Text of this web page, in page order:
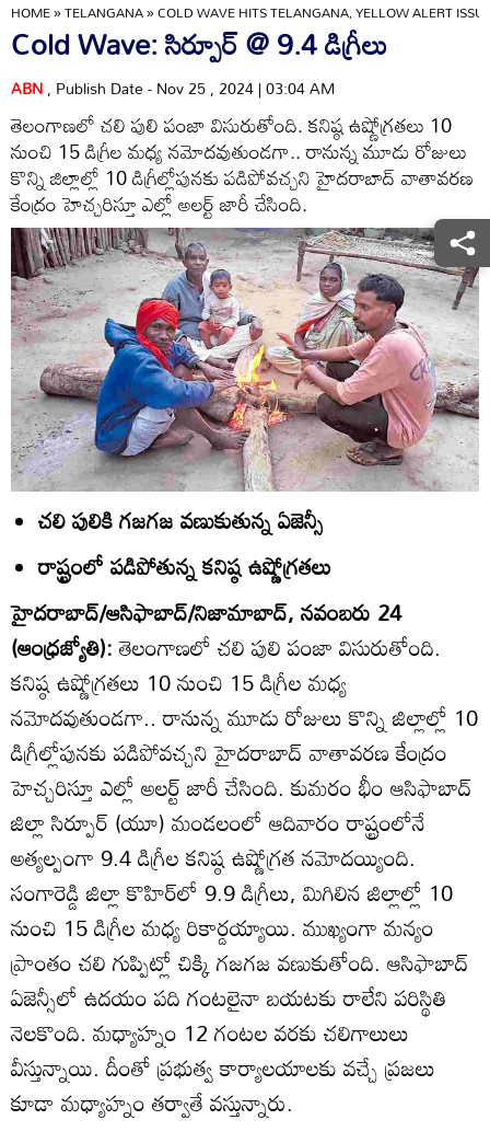
HOME»TELANGANA»COLD WAVE HITS TELANGANA, YELLOW ALERT
Cold Wave: సిర్పూర్‌ @ 9.4 డిగ్రీలు
ABN, Publish Date - Nov 25 , 2024 | 03:04 AM
తెలంగాణలో చలి పులి పంజా విసురుతోంది. కనిష్ఠ ఉష్ణోగ్రతలు 10
నుంచి 15 డిగ్రీల మధ్య నమోదవుతుండగా.. రానున్న మూడు రోజులు
కొన్ని జిల్లాల్లో 10 డిగ్రీల్లోపునకు పడిపోవచ్చని హైదరాబాద్‌ వాతావరణ
కేంద్రం హెచ్చరిస్తూ ఎల్లో అలర్ట్‌ జారీ చేసింది.
చలి పులికి గజగజ వణుకుతున్న ఏజెన్సీ
రాష్ట్రంలో పడిపోతున్న కనిష్ఠ ఉష్ణోగ్రతలు
హైదరాబాద్‌/ఆసిఫాబాద్‌/నిజామాబాద్‌, నవంబరు 24
(ఆంధ్రజ్యోతి):తెలంగాణలో చలి పులి పంజా విసురుతోంది.
కనిష్ఠ ఉష్ణోగ్రతలు 10 నుంచి 15 డిగ్రీల మధ్య
నమోదవుతుండగా.. రానున్న మూడు రోజులు కొన్ని జిల్లాల్లో 10
డిగ్రీల్లోపునకు పడిపోవచ్చని హైదరాబాద్‌ వాతావరణ కేంద్రం
హెచ్చరిస్తూ ఎల్లో అలర్ట్‌ జారీ చేసింది. కుమరం భీం ఆసిఫాబాద్‌
జిల్లా సిర్పూర్‌ (యూ) మండలంలో ఆదివారం రాష్ట్రంలోనే
అత్యల్పంగా 9.4 డిగ్రీల కనిష్ఠ ఉష్ణోగ్రత నమోదయ్యింది.
సంగారెడ్డి జిల్లా కొహిర్‌లో 9.9 డిగ్రీలు, మిగిలిన జిల్లాల్లో 10
నుంచి 15 డిగ్రీల మధ్య రికార్డయ్యాయి. ముఖ్యంగా మన్యం
ప్రాంతం చలి గుప్పిట్లో చిక్కి గజగజ వణుకుతోంది. ఆసిఫాబాద్‌
ఏజెన్సీలో ఉదయం పది గంటలైనా బయటకు రాలేని పరిస్థితి
నెలకొంది. మధ్యాహ్నం 12 గంటల వరకు చలిగాలులు
వీస్తున్నాయి. దీంతో ప్రభుత్వ కార్యాలయాలకు వచ్చే ప్రజలు
కూడా మధ్యాహ్నం తర్వాతే వస్తున్నారు.